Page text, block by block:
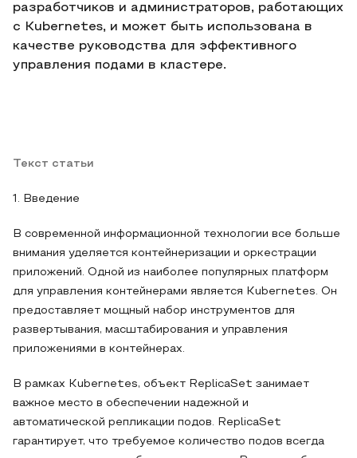
разработчиков и администраторов, работающих
с Kubernetes, и может быть использована в
качестве руководства для эффективного
управления подами в кластере.
Текст статьи
1. Введение
В современной информационной технологии все больше
внимания уделяется контейнеризации и оркестрации
приложений. Одной из наиболее популярных платформ
для управления контейнерами является Kubernetes. Он
предоставляет мощный набор инструментов для
развертывания, масштабирования и управления
приложениями в контейнерах.
В рамках Kubernetes, объект ReplicaSet занимает
важное место в обеспечении надежной и
автоматической репликации подов. ReplicaSet
гарантирует, что требуемое количество подов всегда